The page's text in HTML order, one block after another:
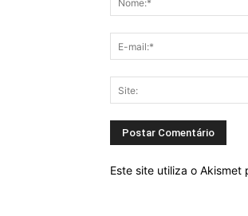
Este site utiliza o Akismet